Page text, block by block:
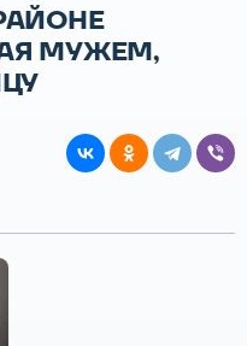
МУЖЕМ,